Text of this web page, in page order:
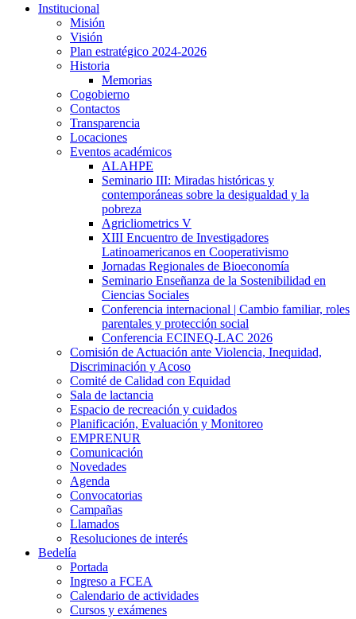
Institucional
Misión
Visión
Plan estratégico 2024-2026
Historia
Memorias
Cogobierno
Contactos
Transparencia
Locaciones
Eventos académicos
ALAHPE
Seminario III: Miradas históricas y
contemporáneas sobre la desigualdad y la
pobreza
Agricliometrics V
XIII Encuentro de Investigadores
Latinoamericanos en Cooperativismo
Jornadas Regionales de Bioeconomía
Seminario Enseñanza de la Sostenibilidad en
Ciencias Sociales
Conferencia internacional | Cambio familiar, roles
parentales y protección social
Conferencia ECINEQ-LAC 2026
Comisión de Actuación ante Violencia, Inequidad,
Discriminación y Acoso
Comité de Calidad con Equidad
Sala de lactancia
Espacio de recreación y cuidados
Planificación, Evaluación y Monitoreo
EMPRENUR
Comunicación
Novedades
Agenda
Convocatorias
Campañas
Llamados
Resoluciones de interés
Bedelía
Portada
Ingreso a FCEA
Calendario de actividades
Cursos y exámenes